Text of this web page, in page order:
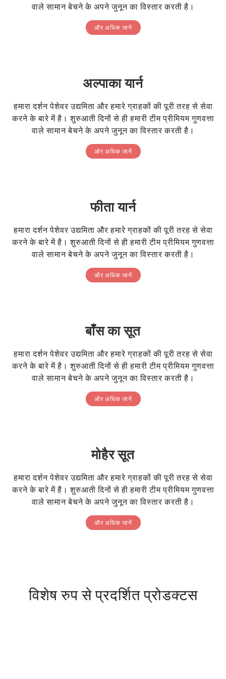
वाले सामान बेचने के अपने जुनून का विस्तार करती है।
और अधिक जानें
अल्पाका यार्न
हमारा दर्शन पेशेवर उद्यमिता और हमारे ग्राहकों की पूरी तरह से सेवा
करने के बारे में है। शुरुआती दिनों से ही हमारी टीम प्रीमियम गुणवत्ता
वाले सामान बेचने के अपने जुनून का विस्तार करती है।
और अधिक जानें
फीता यार्न
हमारा दर्शन पेशेवर उद्यमिता और हमारे ग्राहकों की पूरी तरह से सेवा
करने के बारे में है। शुरुआती दिनों से ही हमारी टीम प्रीमियम गुणवत्ता
वाले सामान बेचने के अपने जुनून का विस्तार करती है।
और अधिक जानें
बाँस का सूत
हमारा दर्शन पेशेवर उद्यमिता और हमारे ग्राहकों की पूरी तरह से सेवा
करने के बारे में है। शुरुआती दिनों से ही हमारी टीम प्रीमियम गुणवत्ता
वाले सामान बेचने के अपने जुनून का विस्तार करती है।
और अधिक जानें
मोहैर सूत
हमारा दर्शन पेशेवर उद्यमिता और हमारे ग्राहकों की पूरी तरह से सेवा
करने के बारे में है। शुरुआती दिनों से ही हमारी टीम प्रीमियम गुणवत्ता
वाले सामान बेचने के अपने जुनून का विस्तार करती है।
और अधिक जानें
विशेष रुप से प्रदर्शित प्रोडक्टस